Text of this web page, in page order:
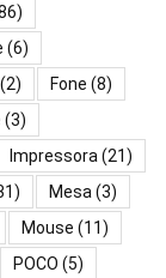
(6)
(2) Fone (8)
(3)
Impressora (21)
Mesa (3)
Mouse (11)
POCO (5)